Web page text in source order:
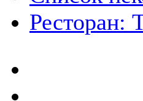
Ресторан: